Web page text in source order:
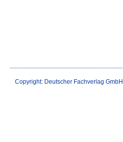
Copyright: Deutscher Fachverlag GmbH